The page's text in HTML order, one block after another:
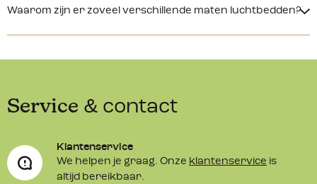
Waarom zijn er zoveel verschillende maten luchtbedden?
Service & contact
Klantenservice
We helpen je graag. Onze klantenservice is
altijd bereikbaar.